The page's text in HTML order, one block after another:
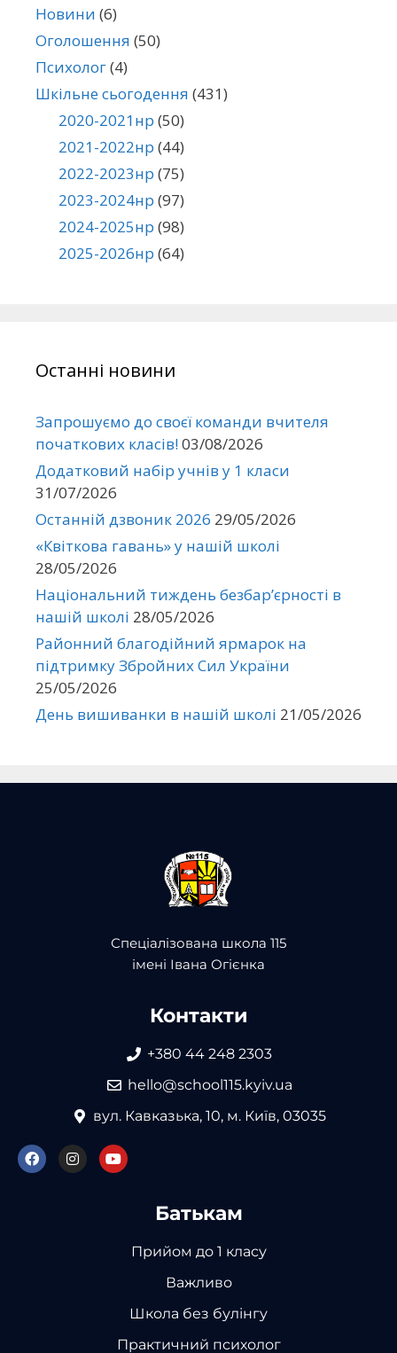
Новини (6)
Оголошення (50)
Психолог(4)
Шкільне сьогодення (431)
2020-2021нр (50)
2021-2022нр (44)
2022-2023нр (75)
2023-2024нр (97)
2024-2025нр (98)
2025-2026нр (64)
Останні новини
Запрошуємо до своєї команди вчителя
початкових класів!03/08/2026
Додатковий набір учнів у 1 класи
31/07/2026
Останній дзвоник 2026 29/05/2026
«Квіткова гавань» у нашій школі
28/05/2026
Національний тиждень безбар’єрності в
нашій школі 28/05/2026
Районний благодійний ярмарок на
підтримку Збройних Сил України
25/05/2026
День вишиванки в нашій школі 21/05/2026
Спеціалізована школа 115
імені Івана Огієнка
Контакти
+380 44 248 2303
hello@school115.kyiv.ua
вул. Кавказька, 10, м. Київ, 03035
Батькам
Прийом до 1 класу
Важливо
Школа без булінгу
Практичний психолог